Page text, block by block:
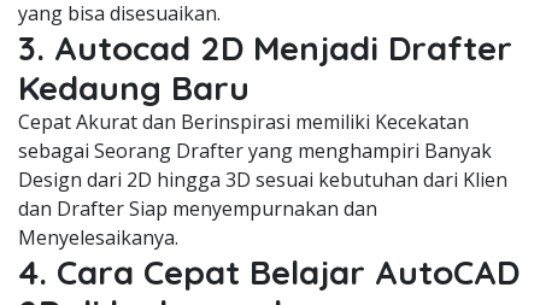
yang bisa disesuaikan.
3. Autocad 2D Menjadi Drafter
Kedaung Baru
Cepat Akurat dan Berinspirasi memiliki Kecekatan
sebagai Seorang Drafter yang menghampiri Banyak
Design dari 2D hingga 3D sesuai kebutuhan dari Klien
dan Drafter Siap menyempurnakan dan
Menyelesaikanya.
4. Cara Cepat Belajar AutoCAD